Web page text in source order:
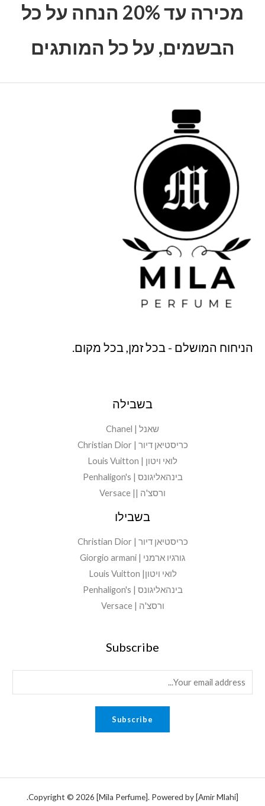
מכירה עד 20% הנחה על כל
הבשמים, על כל המותגים
הניחוח המושלם - בכל זמן, בכל מקום.
בשבילה
שאנל | Chanel
כריסטיאן דיור | Christian Dior
לואי ויטון | Louis Vuitton
בינהאליגונס | Penhaligon's
ורסצ'ה || Versace
בשבילו
כריסטיאן דיור | Christian Dior
גורגיו ארמני | Giorgio armani
לואי ויטון| Louis Vuitton
בינהאליגונס | Penhaligon's
ורסצ'ה | Versace
Subscribe
m
Subscribe
Copyright © 2026 [Mila Perfume]. Powered by [Amir Mlahi].